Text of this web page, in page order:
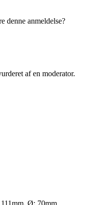
denne anmeldelse?
af en moderator.
Ø: 70mm